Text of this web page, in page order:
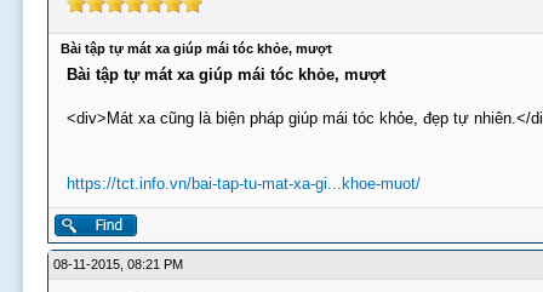
Bài tập tự mát xa giúp mái tóc khỏe, mượt
Bài tập tự mát xa giúp mái tóc khỏe, mượt
<div>Mát xa cũng là biện pháp giúp mái tóc khỏe, đẹp tự nhiên.</
https://tct.info.vn/bai-tap-tu-mat-xa-gi...khoe-muot/
08-11-2015, 08:21 PM